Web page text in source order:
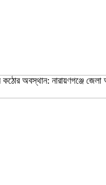
অবস্থান: নারায়ণগঞ্জে